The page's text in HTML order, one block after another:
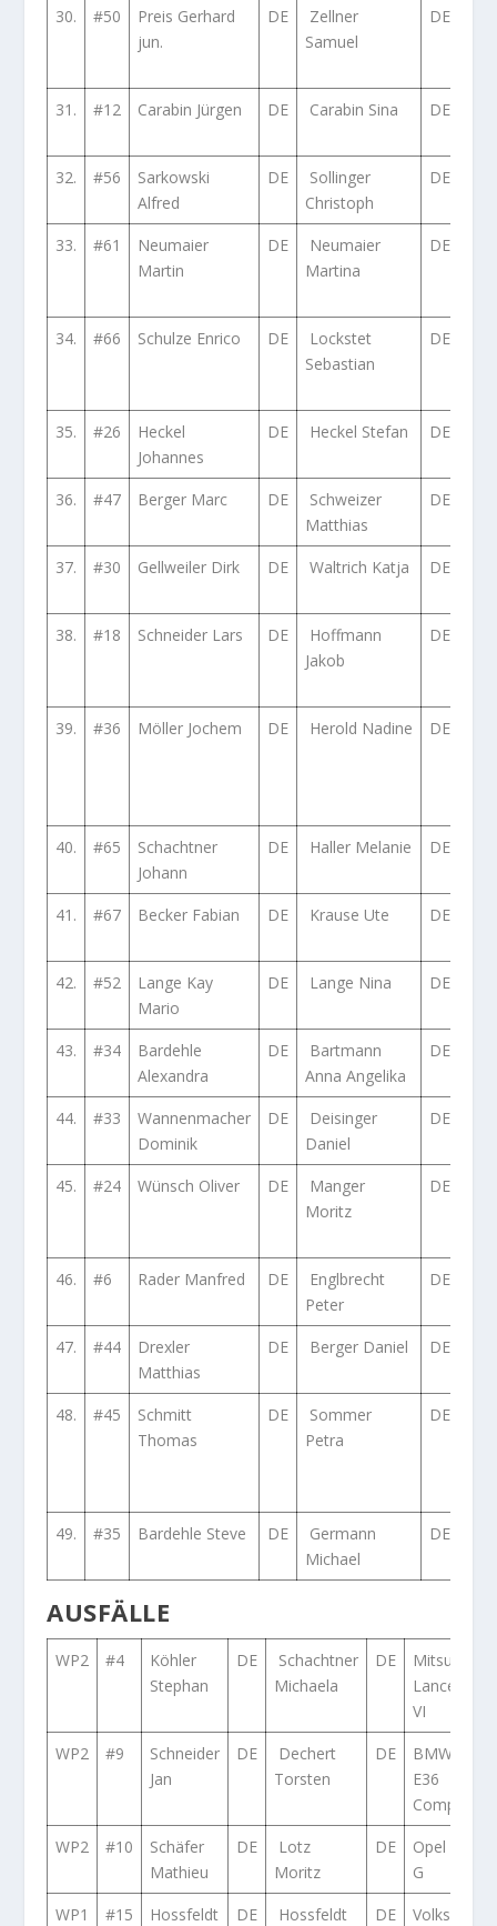
30. #50
Preis Gerhard
jun.
DE
Zellner
Samuel
DE
31.
#12 Carabin Jürgen DE Carabin Sina DE
32.
#56
Sarkowski
Alfred
DE
Sollinger
Christoph
DE
33.
#61
Neumaier
Martin
DE
Neumaier
Martina
DE
34.
#66 Schulze Enrico DE
Lockstet
Sebastian
DE
35.
#26
Heckel
Johannes
DE Heckel Stefan DE
36.
#47 Berger Marc DE
Schweizer
Matthias
DE
37.
#30 Gellweiler Dirk DE Waltrich Katja DE
38.
#18 Schneider Lars DE
Hoffmann
Jakob
DE
39.
#36 Möller Jochem DE Herold Nadine DE
40.
#65
Schachtner
Johann
DE Haller Melanie DE
41.
#67 Becker Fabian DE Krause Ute DE
42.
#52
Lange Kay
Mario
DE Lange Nina DE
43.
#34
Bardehle
Alexandra
DE
Bartmann
Anna Angelika
DE
44.
#33
Wannenmacher
Dominik
DE
Deisinger
Daniel
DE
45.
#24 Wünsch Oliver DE
Manger
Moritz
DE
46.
#6 Rader Manfred DE
Englbrecht
Peter
DE
47.
#44
Drexler
Matthias
DE Berger Daniel DE
48.
#45
Schmitt
Thomas
DE
Sommer
Petra
DE
49.
#35 Bardehle Steve DE
Germann
Michael
DE
AUSFÄLLE
WP2 #4
Köhler
Stephan
DE
Schachtner
Michaela
DE
Mitsubishi
Lancer Evo
VI
WP2
#9
Schneider
Jan
DE
Dechert
Torsten
DE
BMW M3
E36
Compact
WP2
#10
Schäfer
Mathieu
DE
Lotz
Moritz
DE
Opel Astra
G
WP1
#15
Hossfeldt
DE
Hossfeldt
DE